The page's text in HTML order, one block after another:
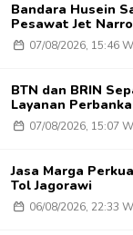
Bandara Husein
Pesawat Jet
07/08/2026, 15:46
BTN dan BRIN
Layanan
07/08/2026, 15:07
Jasa Marga
Tol Jagorawi
06/08/2026, 22:33